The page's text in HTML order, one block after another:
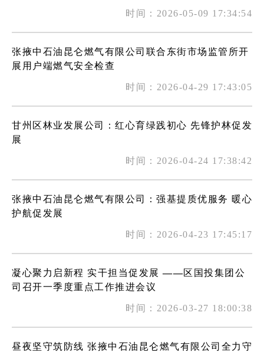
时间：2026-05-09 17:34:54
张掖中石油昆仑燃气有限公司联合东街市场监管所开
展用户端燃气安全检查
时间：2026-04-29 17:43:05
甘州区林业发展公司：红心育绿践初心 先锋护林促发
展
时间：2026-04-24 17:38:42
张掖中石油昆仑燃气有限公司：强基提质优服务 暖心
护航促发展
时间：2026-04-23 17:45:17
凝心聚力启新程 实干担当促发展 ——区国投集团公
司召开一季度重点工作推进会议
时间：2026-03-27 18:00:38
昼夜坚守筑防线 张掖中石油昆仑燃气有限公司全力守